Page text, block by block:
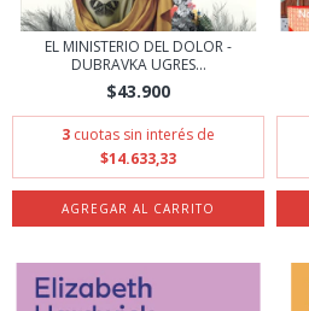
EL MINISTERIO DEL DOLOR -
DUBRAVKA UGRES...
$43.900
3 cuotas sin interés de
$14.633,33